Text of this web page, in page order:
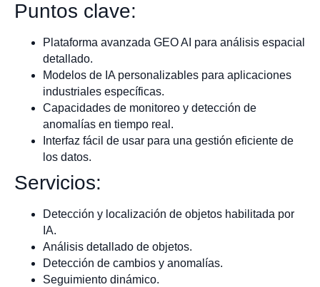
Puntos clave:
Plataforma avanzada GEO AI para análisis espacial
detallado.
Modelos de IA personalizables para aplicaciones
industriales específicas.
Capacidades de monitoreo y detección de
anomalías en tiempo real.
Interfaz fácil de usar para una gestión eficiente de
los datos.
Servicios:
Detección y localización de objetos habilitada por
IA.
Análisis detallado de objetos.
Detección de cambios y anomalías.
Seguimiento dinámico.